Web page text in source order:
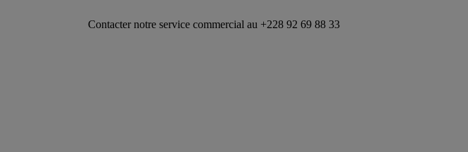
Contacter notre service commercial au +228 92 69 88 33